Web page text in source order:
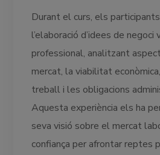
Durant el curs, els
l’elaboració d’idees de
professional, analitzant
mercat, la viabilitat
treball i les obligacions
Aquesta experiència els ha
seva visió sobre el mercat
confiança per afrontar reptes